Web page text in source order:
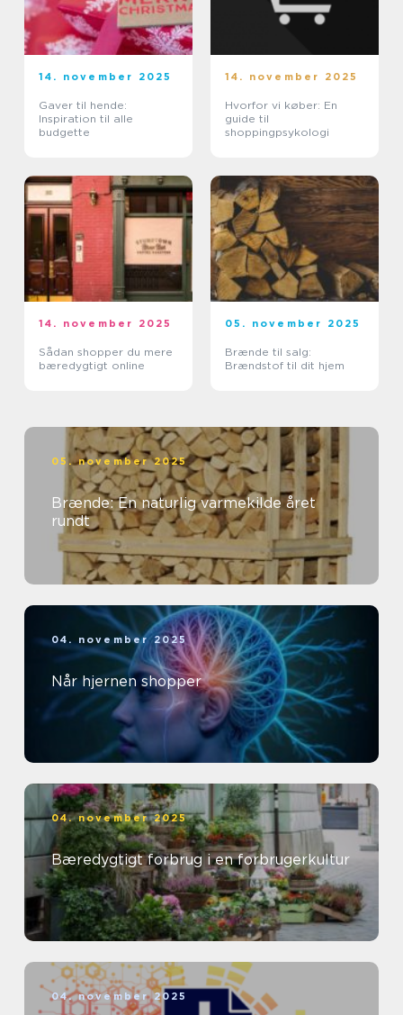
14. november 2025
Gaver til hende:
Inspiration til alle
budgette
14. november 2025
Hvorfor vi køber: En
guide til
shoppingpsykologi
14. november 2025
Sådan shopper du mere
bæredygtigt online
05. november 2025
Brænde til salg:
Brændstof til dit hjem
05. november 2025
Brænde: En naturlig varmekilde året
rundt
04. november 2025
Når hjernen shopper
04. november 2025
Bæredygtigt forbrug i en forbrugerkultur
04. november 2025